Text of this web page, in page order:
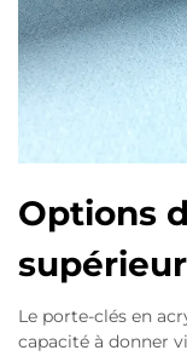
Options
Le porte-clés en
capacité à donner